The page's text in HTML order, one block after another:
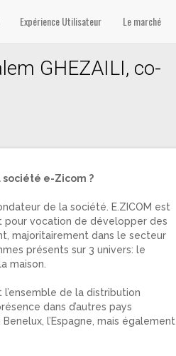
Expérience Utilisateur Le marché
GHEZAILI, co-
société e-Zicom ?
de la société. E.ZICOM est
pour vocation de développer des
majoritairement dans le secteur
présents sur 3 univers: le
maison.
l’ensemble de la distribution
dans d’autres pays
l’Espagne, mais également